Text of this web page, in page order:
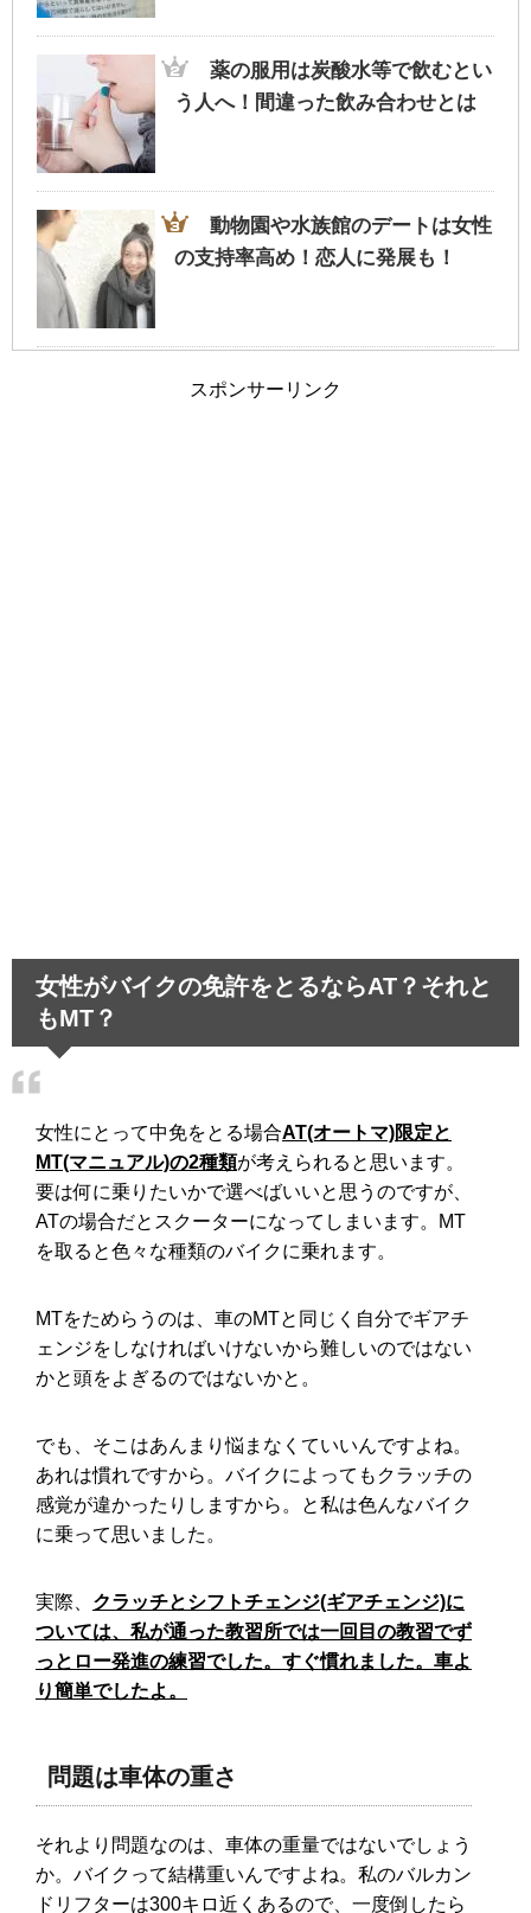
旦那が家事にうるさい！夫婦円満に過ごす
為のポイントとは？
車の免許証の取得を履歴書に書くか迷った
夫婦の旅行に車中泊という選択も！？ホテ
ルではない非日常
薬の服用は炭酸水等で飲むとい
う人へ！間違った飲み合わせとは
動物園や水族館のデートは女性
の支持率高め！恋人に発展も！
旦那が飲み会で連絡なし…イラ
スポンサーリンク
女性がバイクの免許をとるならAT？それと
もMT？
女性にとって中免をとる場合AT(オートマ)限定と
MT(マニュアル)の2種類が考えられると思います。
要は何に乗りたいかで選べばいいと思うのですが、
ATの場合だとスクーターになってしまいます。MT
を取ると色々な種類のバイクに乗れます。
MTをためらうのは、車のMTと同じく自分でギアチ
ェンジをしなければいけないから難しいのではない
かと頭をよぎるのではないかと。
でも、そこはあんまり悩まなくていいんですよね。
あれは慣れですから。バイクによってもクラッチの
感覚が違かったりしますから。と私は色んなバイク
に乗って思いました。
実際、 クラッチとシフトチェンジ(ギアチェンジ)に
ついては、私が通った教習所では一回目の教習でず
っとロー発進の練習でした。すぐ慣れました。車よ
り簡単でしたよ。
問題は車体の重さ
それより問題なのは、車体の重量ではないでしょう
か。バイクって結構重いんですよね。私のバルカン
ドリフターは300キロ近くあるので、一度倒したら